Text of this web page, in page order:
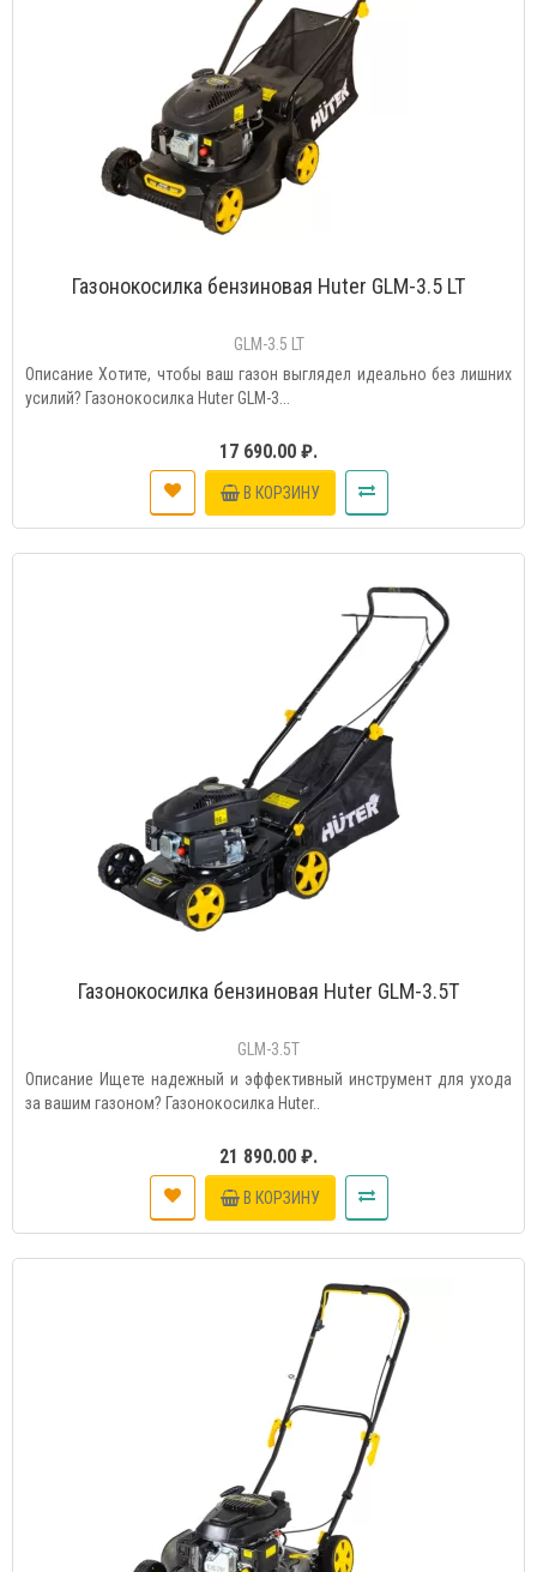
Газонокосилка бензиновая Huter GLM-3.5 LT
GLM-3.5 LT
Описание Хотите, чтобы ваш газон выглядел идеально без лишних
усилий? Газонокосилка Huter GLM-3...
17 690.00 ₽.
В КОРЗИНУ
Газонокосилка бензиновая Huter GLM-3.5T
GLM-3.5T
Описание Ищете надежный и эффективный инструмент для ухода
за вашим газоном? Газонокосилка Huter..
21 890.00 ₽.
В КОРЗИНУ